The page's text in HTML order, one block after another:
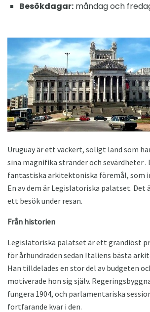
Besökdagar: måndag och
Uruguay är ett vackert, soligt land som
sina magnifika stränder och sevärdheter .
fantastiska arkitektoniska föremål, som
En av dem är Legislatoriska palatset.
ett besök under resan.
Från historien
Legislatoriska palatset är ett grandiöst
för århundraden sedan Italiens bästa
Han tilldelades en stor del av budgeten
motiverade hon sig själv.
fungera 1904, och parlamentariska
fortfarande kvar i den.